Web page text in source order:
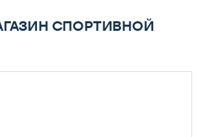
СПОРТИВНОЙ